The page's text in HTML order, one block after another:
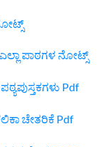
ಪಾಠಗಳ ನೋಟ್ಸ್‌
Pdf
ಚೇತರಿಕೆ Pdf